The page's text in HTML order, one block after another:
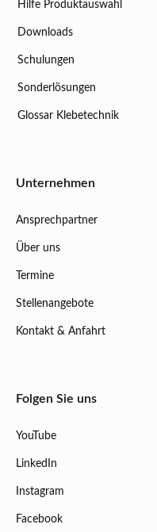
Hilfe Produktauswahl
Downloads
Schulungen
Sonderlösungen
Glossar Klebetechnik
Unternehmen
Ansprechpartner
Über uns
Termine
Stellenangebote
Kontakt & Anfahrt
Folgen Sie uns
YouTube
LinkedIn
Instagram
Facebook